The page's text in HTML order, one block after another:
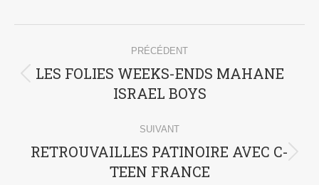
Navigation
article
PRÉCÉDENT
Article
précédent
LES FOLIES WEEKS-ENDS MAHANE
ISRAEL BOYS
SUIVANT
Article
suivant
RETROUVAILLES PATINOIRE AVEC C-
TEEN FRANCE